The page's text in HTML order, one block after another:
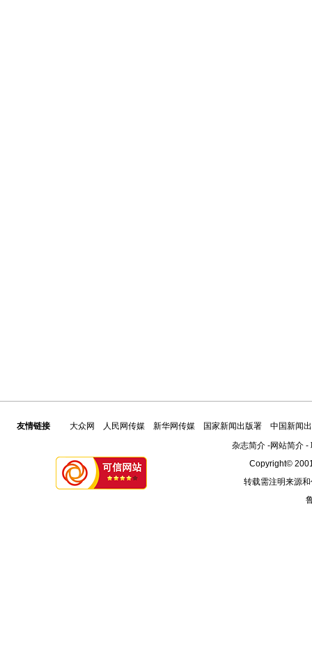
友情链接 大众网 人民网传媒 新华网传媒 国家新闻出版署
中国新闻
杂志简介-网站简介-
Copyright©
转载需注明来源